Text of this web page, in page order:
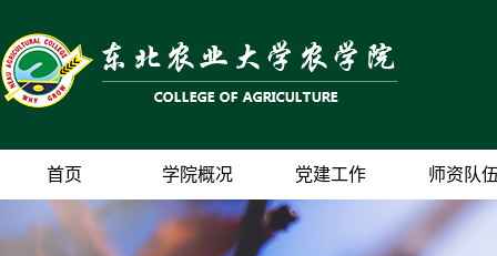
首页 学院概况 党建工作 师资队